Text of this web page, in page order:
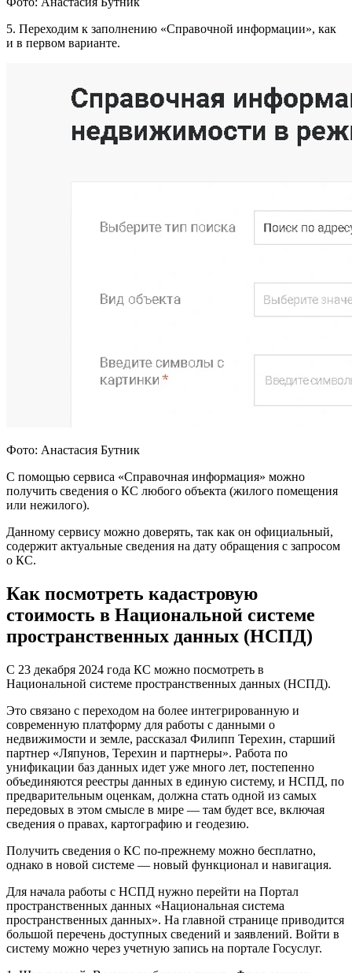
5. Переходим к заполнению «Справочной информации», как
и в первом варианте.
Фото: Анастасия Бутник
С помощью сервиса «Справочная информация» можно
получить сведения о КС любого объекта (жилого помещения
или нежилого).
Данному сервису можно доверять, так как он официальный,
содержит актуальные сведения на дату обращения с запросом
о КС.
Как посмотреть кадастровую
стоимость в Национальной системе
пространственных данных (НСПД)
С 23 декабря 2024 года КС можно посмотреть в
Национальной системе пространственных данных (НСПД).
Это связано с переходом на более интегрированную и
современную платформу для работы с данными о
недвижимости и земле, рассказал Филипп Терехин, старший
партнер «Ляпунов, Терехин и партнеры». Работа по
унификации баз данных идет уже много лет, постепенно
объединяются реестры данных в единую систему, и НСПД, по
предварительным оценкам, должна стать одной из самых
передовых в этом смысле в мире — там будет все, включая
сведения о правах, картографию и геодезию.
Получить сведения о КС по-прежнему можно бесплатно,
однако в новой системе — новый функционал и навигация.
Для начала работы с НСПД нужно перейти на Портал
пространственных данных «Национальная система
пространственных данных». На главной странице приводится
большой перечень доступных сведений и заявлений. Войти в
систему можно через учетную запись на портале Госуслуг.